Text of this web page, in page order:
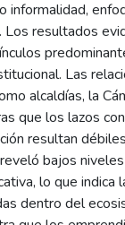
informalidad,
resultados
Las
alcaldías, la
que los lazos
resultan
bajos
lo que indica
dentro del